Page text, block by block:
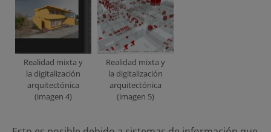
Realidad mixta y
la digitalización
arquitectónica
(imagen 4)
Realidad mixta y
la digitalización
arquitectónica
(imagen 5)